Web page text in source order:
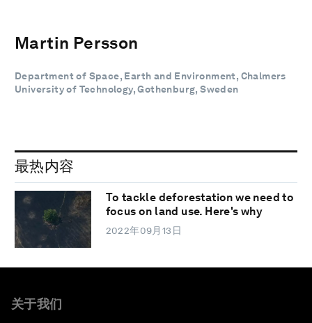
Martin Persson
Department of Space, Earth and Environment, Chalmers
University of Technology, Gothenburg, Sweden
最热内容
To tackle deforestation we need to
focus on land use. Here's why
2022年09月13日
关于我们